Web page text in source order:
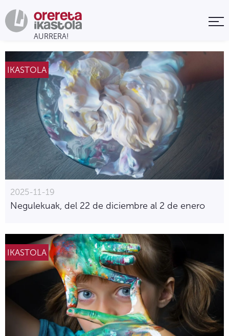
IKASTOLA
2025-11-19
Negulekuak, del 22 de diciembre al 2 de enero
IKASTOLA